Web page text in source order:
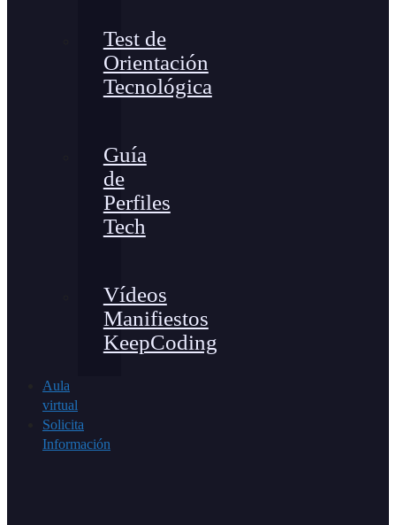
Test de
Orientación
Tecnológica
Guía
de
Perfiles
Tech
Vídeos
Manifiestos
KeepCoding
Aula
virtual
Solicita
Información